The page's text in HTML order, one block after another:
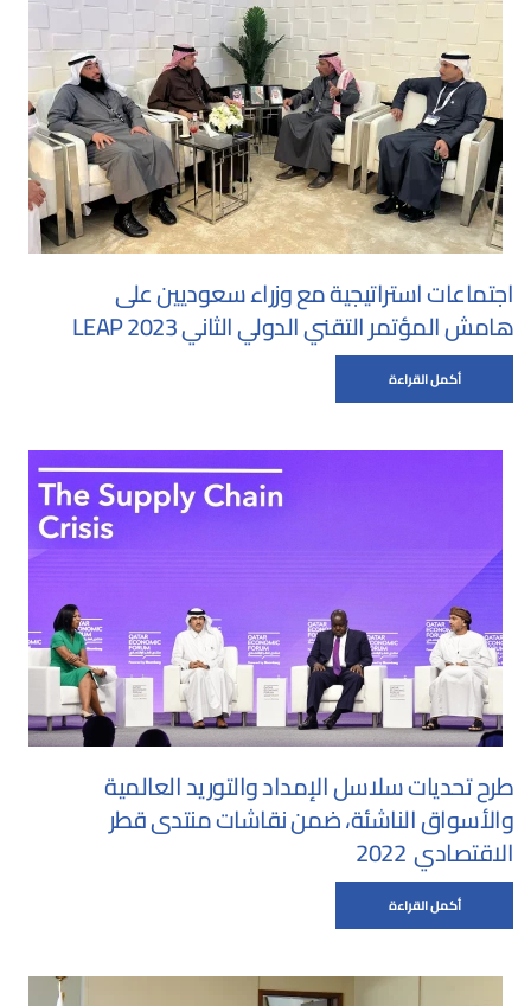
اجتماعات استراتيجية مع وزراء سعوديين على
هامش المؤتمر التقني الدولي الثاني LEAP 2023
أكمل القراءة
طرح تحديات سلاسل الإمداد والتوريد العالمية
والأسواق الناشئة، ضمن نقاشات منتدى قطر
الاقتصادي 2022
أكمل القراءة